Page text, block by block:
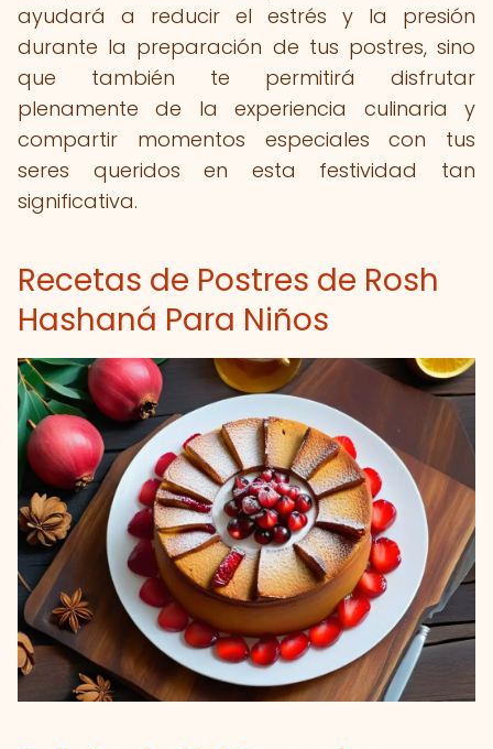
ayudará a reducir el estrés y la presión
durante la preparación de tus postres, sino
que también te permitirá disfrutar
plenamente de la experiencia culinaria y
compartir momentos especiales con tus
seres queridos en esta festividad tan
significativa.
Recetas de Postres de Rosh
Hashaná Para Niños